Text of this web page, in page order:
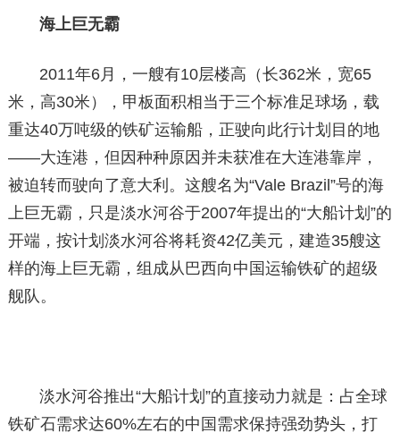
海上巨无霸
2011年6月，一艘有10层楼高（长362米，宽65
米，高30米），甲板面积相当于三个标准足球场，载
重达40万吨级的铁矿运输船，正驶向此行计划目的地
——大连港，但因种种原因并未获准在大连港靠岸，
被迫转而驶向了意大利。这艘名为“Vale Brazil”号的海
上巨无霸，只是淡水河谷于2007年提出的“大船计划”的
开端，按计划淡水河谷将耗资42亿美元，建造35艘这
样的海上巨无霸，组成从巴西向中国运输铁矿的超级
舰队。
淡水河谷推出“大船计划”的直接动力就是：占全球
铁矿石需求达60%左右的中国需求保持强劲势头，打